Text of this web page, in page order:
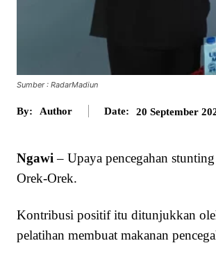
Sumber : RadarMadiun
By: Author Date: 20 September
Ngawi – Upaya pencegahan
Orek-Orek.
Kontribusi positif itu ditunjukkan
pelatihan membuat makanan